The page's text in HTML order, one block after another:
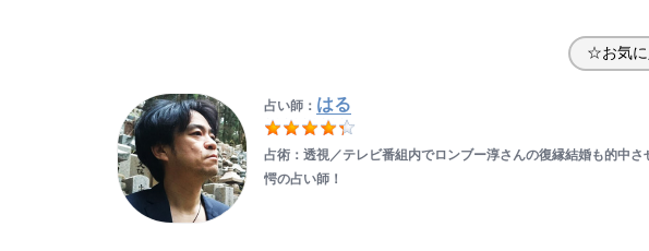
☆お気に
占い師： はる
占術：透視／テレビ番組内でロンブー淳さんの復縁結婚も的中さ
愕の占い師！